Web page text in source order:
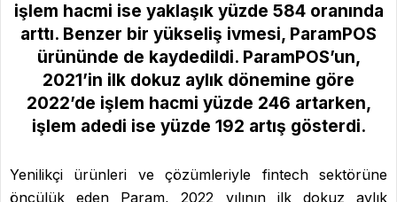
işlem hacmi ise yaklaşık yüzde 584 oranında
arttı. Benzer bir yükseliş ivmesi, ParamPOS
ürününde de kaydedildi. ParamPOS’un,
2021’in ilk dokuz aylık dönemine göre
2022’de işlem hacmi yüzde 246 artarken,
işlem adedi ise yüzde 192 artış gösterdi.
Yenilikçi ürünleri ve çözümleriyle fintech sektörüne
öncülük eden Param, 2022 yılının ilk dokuz aylık